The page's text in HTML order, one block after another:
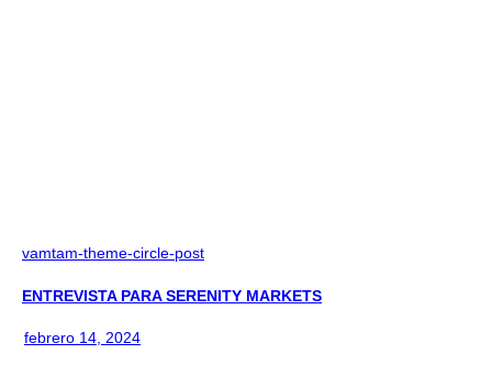
vamtam-theme-circle-post
ENTREVISTA PARA SERENITY MARKETS
febrero 14, 2024